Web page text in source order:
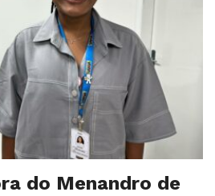
do Menandro de